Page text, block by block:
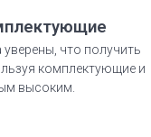
что получить
комплектующие и
высоким.